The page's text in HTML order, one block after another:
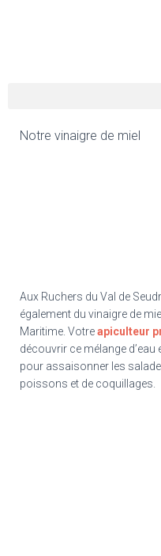
Notre vinaigre de miel
Aux Ruchers du Val de
également du vinaigre de
Maritime. Votreapiculteur
découvrir ce mélange
pour assaisonner les
poissons et de coquillages.